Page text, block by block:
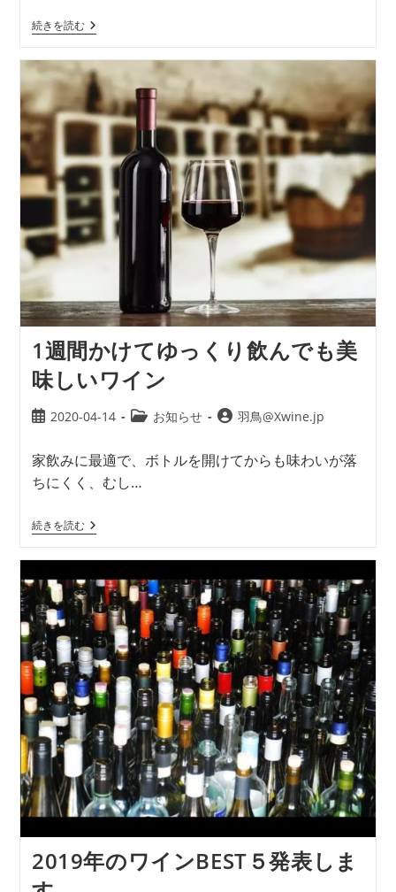
続きを読む
1週間かけてゆっくり飲んでも美
味しいワイン
2020-04-14 お知らせ 羽鳥@Xwine.jp
家飲みに最適で、ボトルを開けてからも味わいが落
ちにくく、むし…
続きを読む
2019年のワインBEST５発表しま